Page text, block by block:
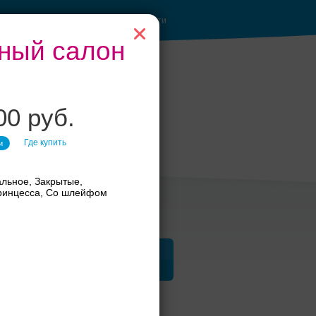
салон
руб.
Где купить
Закрытые,
Со шлейфом
Войти
до 1500 руб.
стиль